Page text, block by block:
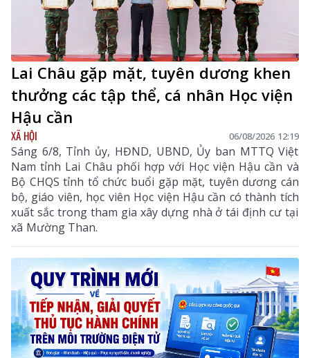
Lai Châu gặp mặt, tuyên dương khen
thưởng các tập thể, cá nhân Học viện
Hậu cần
XÃ HỘI 06/08/2026 12:19
Sáng 6/8, Tỉnh ủy, HĐND, UBND, Ủy ban MTTQ Việt
Nam tỉnh Lai Châu phối hợp với Học viện Hậu cần và
Bộ CHQS tỉnh tổ chức buổi gặp mặt, tuyên dương cán
bộ, giáo viên, học viên Học viện Hậu cần có thành tích
xuất sắc trong tham gia xây dựng nhà ở tái định cư tại
xã Mường Than.